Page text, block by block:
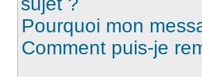
Pourquoi mon
Comment puis-je